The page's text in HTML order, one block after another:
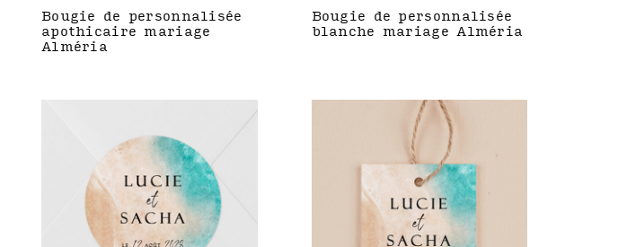
Bougie de personnalisée
apothicaire mariage
Alméria
Bougie de personnalisée
blanche mariage Alméria